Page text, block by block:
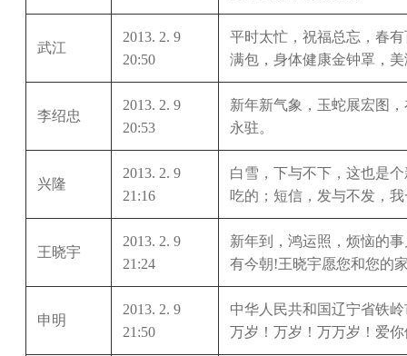
武江
2013. 2. 9
20:50
平时太忙，祝福总忘，春
满包，身体健康金钟罩，
李绍忠
2013. 2. 9
20:53
新年新气象，玉蛇展宏图
永驻。
兴隆
2013. 2. 9
21:16
白雪，下与不下，这也是
吃的；短信，发与不发，
王晓宇
2013. 2. 9
21:24
新年到，鸿运照，烦恼的
有今朝!王晓宇愿您和您的
申明
2013. 2. 9
21:50
中华人民共和国辽宁省铁
万岁！万岁！万万岁！爱